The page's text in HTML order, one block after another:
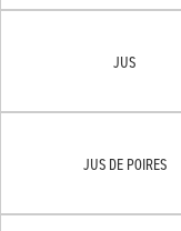
JUS
JUS DE POIRES